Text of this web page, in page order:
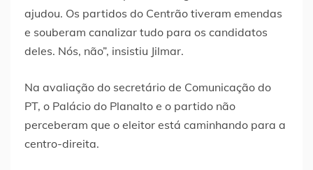
ajudou. Os partidos do Centrão tiveram emendas
e souberam canalizar tudo para os candidatos
deles. Nós, não”, insistiu Jilmar.
Na avaliação do secretário de Comunicação do
PT, o Palácio do Planalto e o partido não
perceberam que o eleitor está caminhando para a
centro-direita.